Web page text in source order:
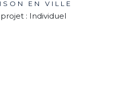
EN VILLE
: Individuel